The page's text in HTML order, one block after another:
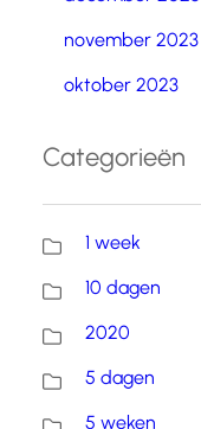
november 2023
oktober 2023
Categorieën
1 week
10 dagen
2020
5 dagen
5 weken